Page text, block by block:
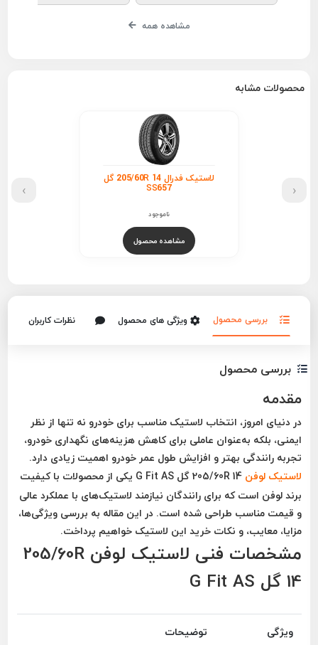
مشاهده همه
محصولات مشابه
لاستیک فدرال 205/60R 14 گل
SS657
ناموجود
مشاهده محصول
‹
›
بررسی محصول ویژگی های محصول نظرات کاربران
بررسی محصول
مقدمه
در دنیای امروز، انتخاب لاستیک مناسب برای خودرو نه تنها از نظر
ایمنی، بلکه به‌عنوان عاملی برای کاهش هزینه‌های نگهداری خودرو،
تجربه رانندگی بهتر و افزایش طول عمر خودرو اهمیت زیادی دارد.
لاستیک لوفن 205/60R 14 گل G Fit AS
یکی از محصولات با کیفیت
برندلوفن است که برای رانندگان نیازمند لاستیک‌های با عملکرد عالی
و قیمت مناسب طراحی شده است. در این مقاله به بررسی ویژگی‌ها،
مزایا، معایب، و نکات خرید این لاستیک خواهیم پرداخت.
مشخصات فنی لاستیک لوفن 205/60R
14 گل G Fit AS
ویژگی توضیحات